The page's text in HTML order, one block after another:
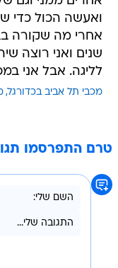
ואעשה הכול כדי
אחרי מה שקורה
שנים ואני רוצה
לליגה. אבל אני
מכבי תל אביב בכדורגל
טרם התפרסמו